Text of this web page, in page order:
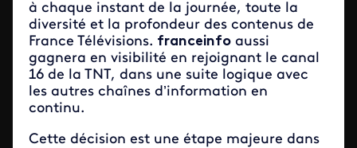
à chaque instant de la journée, toute la
diversité et la profondeur des contenus de
France Télévisions. franceinfo aussi
gagnera en visibilité en rejoignant le canal
16 de la TNT, dans une suite logique avec
les autres chaînes d’information en
continu.
Cette décision est une étape majeure dans